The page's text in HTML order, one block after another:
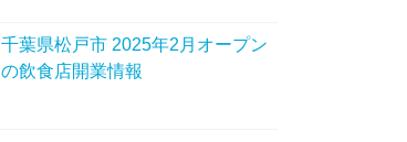
千葉県松戸市 2025年2月オープン
の飲食店開業情報